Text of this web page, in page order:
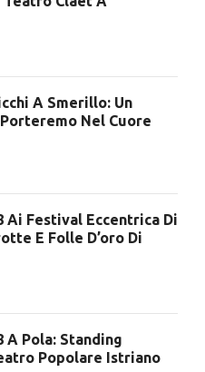
A Smerillo: Un
Nel Cuore
Ai Festival Eccentrica Di
E Folle D’oro Di
A Pola: Standing
Popolare Istriano